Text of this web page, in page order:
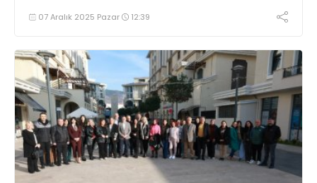
07 Aralık 2025 Pazar 12:39